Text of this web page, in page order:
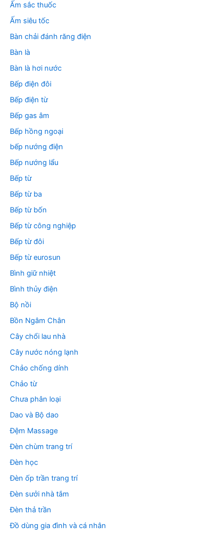
m
Ấm sắc thuốc
Ấm siêu tốc
Bàn chải đánh răng điện
Bàn là
Bàn là hơi nước
Bếp điện đôi
Bếp điện từ
Bếp gas âm
Bếp hồng ngoại
bếp nướng điện
Bếp nướng lẩu
Bếp từ
Bếp từ ba
Bếp từ bốn
Bếp từ công nghiệp
Bếp từ đôi
Bếp từ eurosun
Bình giữ nhiệt
Bình thủy điện
Bộ nồi
Bồn Ngâm Chân
Cây chổi lau nhà
Cây nước nóng lạnh
Chảo chống dính
Chảo từ
Chưa phân loại
Dao và Bộ dao
Đệm Massage
Đèn chùm trang trí
Đèn học
Đèn ốp trần trang trí
Đèn sưởi nhà tắm
Đèn thả trần
Đồ dùng gia đình và cá nhân